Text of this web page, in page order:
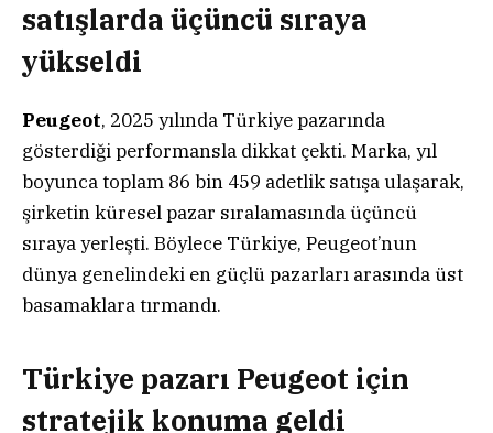
satışlarda üçüncü sıraya
yükseldi
Peugeot, 2025 yılında Türkiye pazarında
gösterdiği performansla dikkat çekti. Marka, yıl
boyunca toplam 86 bin 459 adetlik satışa ulaşarak,
şirketin küresel pazar sıralamasında üçüncü
sıraya yerleşti. Böylece Türkiye, Peugeot’nun
dünya genelindeki en güçlü pazarları arasında üst
basamaklara tırmandı.
Türkiye pazarı Peugeot için
stratejik konuma geldi